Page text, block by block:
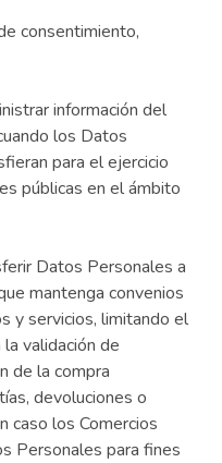
consentimiento,
información del
los Datos
para el ejercicio
públicas en el ámbito
Datos Personales a
mantenga convenios
y servicios, limitando el
validación de
de la compra
devoluciones o
caso los Comercios
Personales para fines